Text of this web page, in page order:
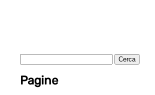
Pagine